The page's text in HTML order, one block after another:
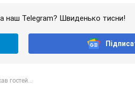
наш Telegram? Швиденько тисни!
гостей...